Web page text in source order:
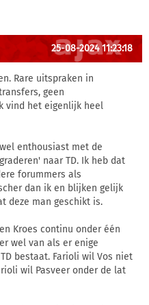
25-08-2024 11:23:18
Rare uitspraken in
geen
vind het eigenlijk heel
enthousiast met de
naar TD. Ik heb dat
forummers als
dan ik en blijken gelijk
deze man geschikt is.
Kroes continu onder één
wel van als er enige
bestaat. Farioli wil Vos niet
wil Pasveer onder de lat